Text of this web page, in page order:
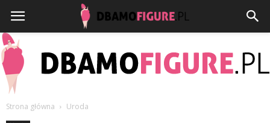
Strona główna Uroda